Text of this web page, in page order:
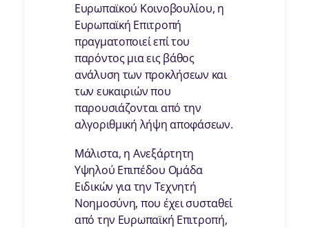
Ευρωπαϊκού Κοινοβουλίου, η
Ευρωπαϊκή Επιτροπή
πραγματοποιεί επί του
παρόντος μια εις βάθος
ανάλυση των προκλήσεων και
των ευκαιριών που
παρουσιάζονται από την
αλγοριθμική λήψη αποφάσεων.
Μάλιστα, η Ανεξάρτητη
Υψηλού Επιπέδου Ομάδα
Ειδικών για την Τεχνητή
Νοημοσύνη, που έχει συσταθεί
από την Ευρωπαϊκή Επιτροπή,